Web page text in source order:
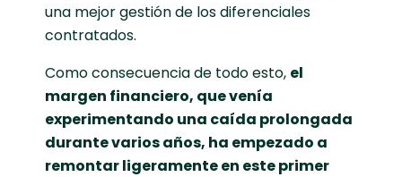
una mejor gestión de los diferenciales
contratados.
Como consecuencia de todo esto, el
margen financiero, que venía
experimentando una caída prolongada
durante varios años, ha empezado a
remontar ligeramente en este primer